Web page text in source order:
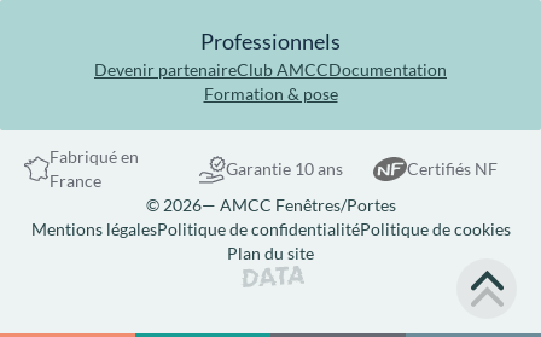
Professionnels
Devenir partenaireClub AMCCDocumentation
Formation & pose
Fabriqué en
France
Garantie 10 ans
Certifiés NF
© 2026— AMCC Fenêtres/Portes
Mentions légalesPolitique de confidentialitéPolitique de cookies
Plan du site
Site réalisé par Data Projekt